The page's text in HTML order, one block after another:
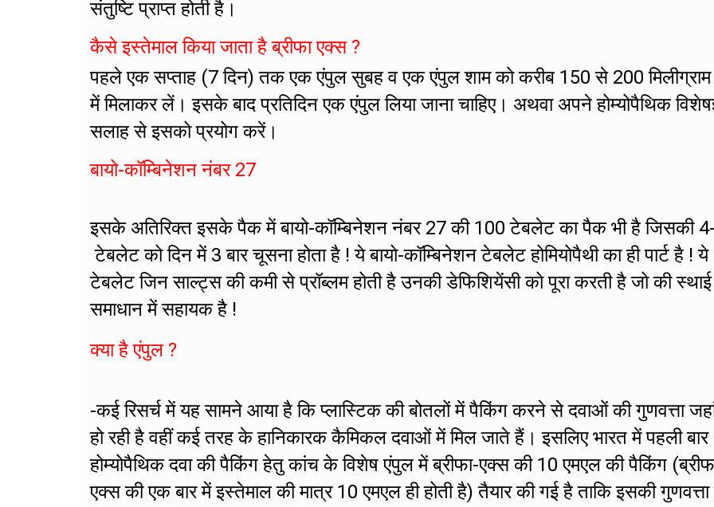
संतुष्टि प्राप्त होती है।
कैसे इस्तेमाल किया जाता है ब्रीफा एक्स ?
पहले एक सप्ताह (7 दिन) तक एक एंपुल सुबह व एक एंपुल शाम को करीब 150 से 200 मिलीग्राम
में मिलाकर लें। इसके बाद प्रतिदिन एक एंपुल लिया जाना चाहिए। अथवा अपने होम्योपैथिक
सलाह से इसको प्रयोग करें।
बायो-कॉम्बिनेशन नंबर 27
इसके अतिरिक्त इसके पैक में बायो-कॉम्बिनेशन नंबर 27 की 100 टेबलेट का पैक भी है जिसकी
टेबलेट को दिन में 3 बार चूसना होता है ! ये बायो-कॉम्बिनेशन टेबलेट होमियोपैथी का ही पार्ट है ! ये
टेबलेट जिन साल्ट्स की कमी से प्रॉब्लम होती है उनकी डेफिशियेंसी को पूरा करती है जो की स्थाई
समाधान में सहायक है !
क्या है एंपुल ?
-कई रिसर्च में यह सामने आया है कि प्लास्टिक की बोतलों में पैकिंग करने से दवाओं की गुणवत्ता
हो रही है वहीं कई तरह के हानिकारक कैमिकल दवाओं में मिल जाते हैं। इसलिए भारत में पहली बार
होम्योपैथिक दवा की पैकिंग हेतु कांच के विशेष एंपुल में ब्रीफा-एक्स की 10 एमएल की पैकिंग
एक्स की एक बार में इस्तेमाल की मात्र 10 एमएल ही होती है) तैयार की गई है ताकि इसकी गुणवत्ता